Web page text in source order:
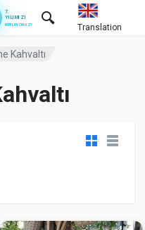
7.
YILIMIZI
KUTLUYORUZ! Translation
Kahvaltı